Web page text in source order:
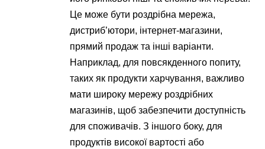
Це може бути роздрібна мережа,
дистриб’ютори, інтернет-магазини,
прямий продаж та інші варіанти.
Наприклад, для повсякденного попиту,
таких як продукти харчування, важливо
мати широку мережу роздрібних
магазинів, щоб забезпечити доступність
для споживачів. З іншого боку, для
продуктів високої вартості або